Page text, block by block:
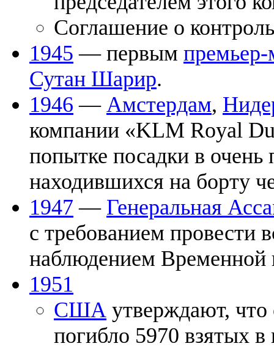
Соглашение о
1945 — первым
Сутан Шарир.
1946 — Амстердам,
компании «KLM Royal
попытке посадки в
находившихся на борту
1947 — Генеральная
с требованием
наблюдением Временной
1951
США утверждают, что
погибло 5970 взятых